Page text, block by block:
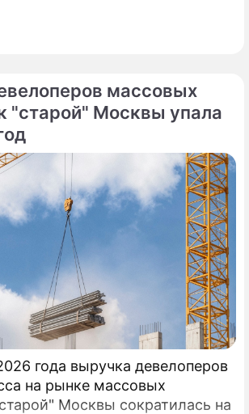
массовых
"старой" Москвы упала
года выручка девелоперов
на рынке массовых
Москвы сократилась на